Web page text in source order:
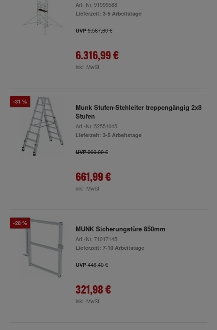
Art.-Nr. 91999588
Lieferzeit: 3-5 Arbeitstage
UVP9.567,60 €
6.316,99 €
inkl. MwSt.
-31 %
Munk Stufen-Stehleiter treppengängig 2x8
Stufen
Art.-Nr. 52551045
Lieferzeit: 3-5 Arbeitstage
UVP960,00 €
661,99 €
inkl. MwSt.
-28 %
MUNK Sicherungstüre 850mm
Art.-Nr. 71017145
Lieferzeit: 7-10 Arbeitstage
UVP446,40 €
321,98 €
inkl. MwSt.